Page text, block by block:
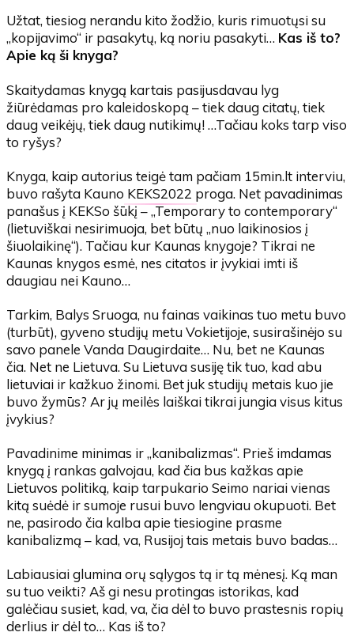
Užtat, tiesiog nerandu kito žodžio, kuris rimuotųsi su
„kopijavimo“ ir pasakytų, ką noriu pasakyti… Kas iš to?
Apie ką ši knyga?
Skaitydamas knygą kartais pasijusdavau lyg
žiūrėdamas pro kaleidoskopą – tiek daug citatų, tiek
daug veikėjų, tiek daug nutikimų! …Tačiau koks tarp viso
to ryšys?
Knyga, kaip autorius teigė tam pačiam 15min.lt interviu,
buvo rašyta Kauno KEKS2022 proga. Net pavadinimas
panašus į KEKSo šūkį – „Temporary to contemporary“
(lietuviškai nesirimuoja, bet būtų „nuo laikinosios į
šiuolaikinę“). Tačiau kur Kaunas knygoje? Tikrai ne
Kaunas knygos esmė, nes citatos ir įvykiai imti iš
daugiau nei Kauno…
Tarkim, Balys Sruoga, nu fainas vaikinas tuo metu buvo
(turbūt), gyveno studijų metu Vokietijoje, susirašinėjo su
savo panele Vanda Daugirdaite… Nu, bet ne Kaunas
čia. Net ne Lietuva. Su Lietuva susiję tik tuo, kad abu
lietuviai ir kažkuo žinomi. Bet juk studijų metais kuo jie
buvo žymūs? Ar jų meilės laiškai tikrai jungia visus kitus
įvykius?
Pavadinime minimas ir „kanibalizmas“. Prieš imdamas
knygą į rankas galvojau, kad čia bus kažkas apie
Lietuvos politiką, kaip tarpukario Seimo nariai vienas
kitą suėdė ir sumoje rusui buvo lengviau okupuoti. Bet
ne, pasirodo čia kalba apie tiesiogine prasme
kanibalizmą – kad, va, Rusijoj tais metais buvo badas…
Labiausiai glumina orų sąlygos tą ir tą mėnesį. Ką man
su tuo veikti? Aš gi nesu protingas istorikas, kad
galėčiau susiet, kad, va, čia dėl to buvo prastesnis ropių
derlius ir dėl to… Kas iš to?